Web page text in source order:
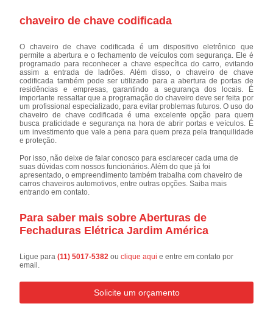
chaveiro de chave codificada
O chaveiro de chave codificada é um dispositivo eletrônico que
permite a abertura e o fechamento de veículos com segurança. Ele é
programado para reconhecer a chave específica do carro, evitando
assim a entrada de ladrões. Além disso, o chaveiro de chave
codificada também pode ser utilizado para a abertura de portas de
residências e empresas, garantindo a segurança dos locais. É
importante ressaltar que a programação do chaveiro deve ser feita por
um profissional especializado, para evitar problemas futuros. O uso do
chaveiro de chave codificada é uma excelente opção para quem
busca praticidade e segurança na hora de abrir portas e veículos. É
um investimento que vale a pena para quem preza pela tranquilidade
e proteção.
Por isso, não deixe de falar conosco para esclarecer cada uma de
suas dúvidas com nossos funcionários. Além do que já foi
apresentado, o empreendimento também trabalha com chaveiro de
carros chaveiros automotivos, entre outras opções. Saiba mais
entrando em contato.
Para saber mais sobre Aberturas de
Fechaduras Elétrica Jardim América
Ligue para(11) 5017-5382ouclique aqui e entre em contato por
email.
Solicite um orçamento